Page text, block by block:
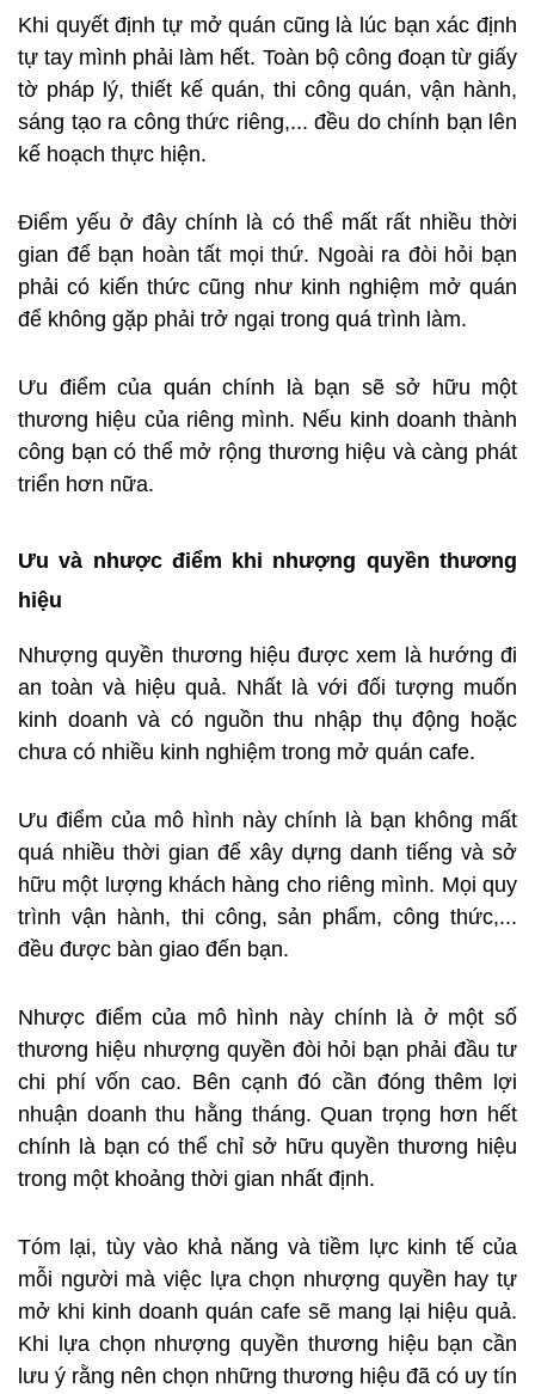
Khi quyết định tự mở quán cũng là lúc bạn xác định
tự tay mình phải làm hết. Toàn bộ công đoạn từ giấy
tờ pháp lý, thiết kế quán, thi công quán, vận hành,
sáng tạo ra công thức riêng,... đều do chính bạn lên
kế hoạch thực hiện.
Điểm yếu ở đây chính là có thể mất rất nhiều thời
gian để bạn hoàn tất mọi thứ. Ngoài ra đòi hỏi bạn
phải có kiến thức cũng như kinh nghiệm mở quán
để không gặp phải trở ngại trong quá trình làm.
Ưu điểm của quán chính là bạn sẽ sở hữu một
thương hiệu của riêng mình. Nếu kinh doanh thành
công bạn có thể mở rộng thương hiệu và càng phát
triển hơn nữa.
Ưu và nhược điểm khi nhượng quyền thương
hiệu
Nhượng quyền thương hiệu được xem là hướng đi
an toàn và hiệu quả. Nhất là với đối tượng muốn
kinh doanh và có nguồn thu nhập thụ động hoặc
chưa có nhiều kinh nghiệm trong mở quán cafe.
Ưu điểm của mô hình này chính là bạn không mất
quá nhiều thời gian để xây dựng danh tiếng và sở
hữu một lượng khách hàng cho riêng mình. Mọi quy
trình vận hành, thi công, sản phẩm, công thức,...
đều được bàn giao đến bạn.
Nhược điểm của mô hình này chính là ở một số
thương hiệu nhượng quyền đòi hỏi bạn phải đầu tư
chi phí vốn cao. Bên cạnh đó cần đóng thêm lợi
nhuận doanh thu hằng tháng. Quan trọng hơn hết
chính là bạn có thể chỉ sở hữu quyền thương hiệu
trong một khoảng thời gian nhất định.
Tóm lại, tùy vào khả năng và tiềm lực kinh tế của
mỗi người mà việc lựa chọn nhượng quyền hay tự
mở khi kinh doanh quán cafe sẽ mang lại hiệu quả.
Khi lựa chọn nhượng quyền thương hiệu bạn cần
lưu ý rằng nên chọn những thương hiệu đã có uy tín